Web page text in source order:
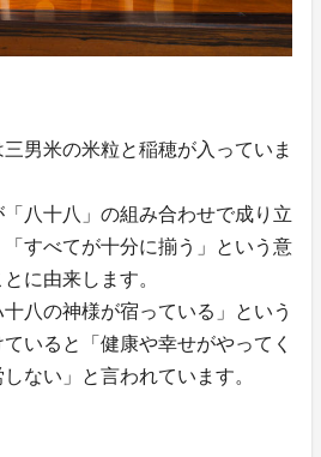
男米の米粒と稲穂が入っていま
八十八」の組み合わせで成り立
すべてが十分に揃う」という意
に由来します。
十八の神様が宿っている」という
いると「健康や幸せがやってく
ない」と言われています。